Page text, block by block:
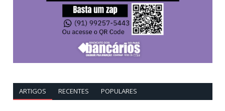
ARTIGOS RECENTES POPULARES